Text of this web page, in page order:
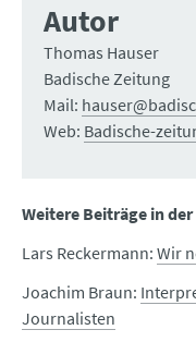
Autor
Thomas Hauser
Badische Zeitung
Mail:
Web: Badische-
Weitere Beiträge in
Lars Reckermann: Wir
Joachim Braun:
Journalisten